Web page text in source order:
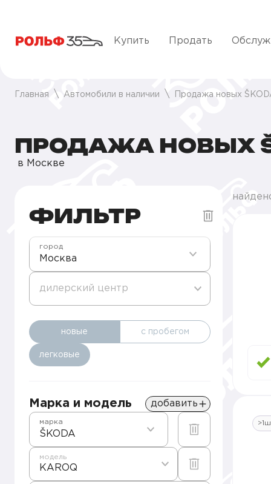
Купить Продать
Главная Автомобили в наличии Продажа новых
ПРОДАЖА НОВЫХ
в Москве
ФИЛЬТР
Москва
город
дилерский центр
новые с пробегом
легковые
Марка и модель добавить
ŠKODA
марка
KAROQ
модель